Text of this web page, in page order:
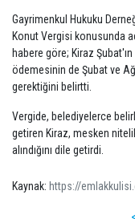
Gayrimenkul Hukuku
Konut Vergisi konusunda
habere göre; Kiraz
ödemesinin de Şubat ve
gerektiğini belirtti.
Vergide, belediyelerce
getiren Kiraz, mesken
alındığını dile getirdi.
Kaynak: https://